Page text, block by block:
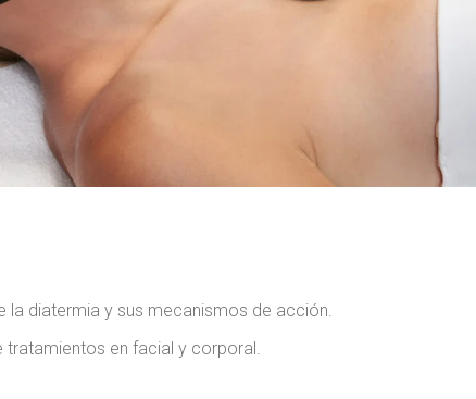
la diatermia y sus mecanismos de acción.
tratamientos en facial y corporal.